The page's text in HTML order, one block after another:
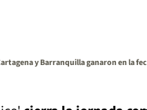
y Barranquilla ganaron en la